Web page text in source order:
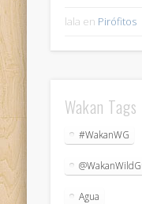
lala en Pirófitos
Wakan Tags
#WakanWG
Agua